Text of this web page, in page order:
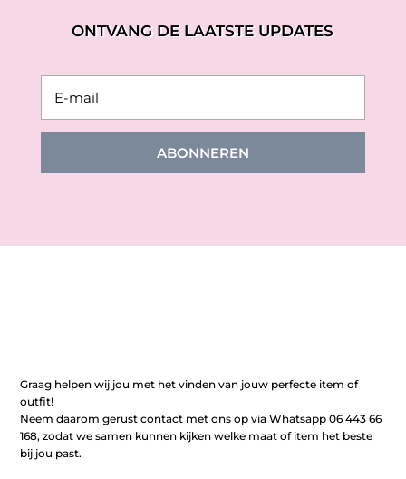
ONTVANG DE LAATSTE UPDATES
ABONNEREN
Graag helpen wij jou met het vinden van jouw perfecte item of
outfit!
Neem daarom gerust contact met ons op via Whatsapp 06 443 66
168, zodat we samen kunnen kijken welke maat of item het beste
bij jou past.